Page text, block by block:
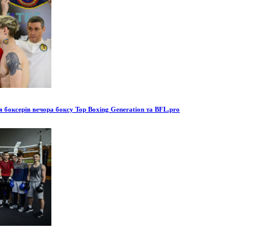
боксерів вечора боксу Top Boxing Generation та BFL.pro